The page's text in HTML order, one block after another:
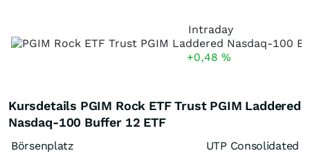
Intraday
+0,48 %
Kursdetails PGIM Rock ETF Trust PGIM Laddered
Nasdaq-100 Buffer 12 ETF
Börsenplatz
UTP Consolidated